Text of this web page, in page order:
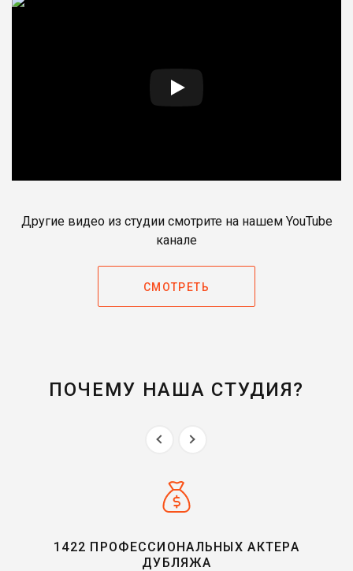
Другие видео из студии смотрите на нашем YouTube
канале
СМОТРЕТЬ
ПОЧЕМУ НАША СТУДИЯ?
1422 ПРОФЕССИОНАЛЬНЫХ АКТЕРА
ДУБЛЯЖА